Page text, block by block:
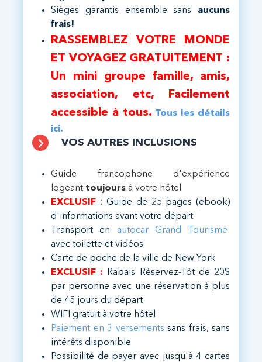
Sièges garantis ensemble sans aucuns
frais!
RASSEMBLEZ VOTRE MONDE
ET VOYAGEZ GRATUITEMENT :
Un mini groupe famille, amis,
association, etc, Facilement
accessible à tous. Tous les détails
ici.
VOS AUTRES INCLUSIONS
​Guide francophone d'expérience
logeant toujours à votre hôtel
EXCLUSIF : Guide de 25 pages (ebook)
d'informations avant votre départ
Transport en autocar Grand Tourisme
avec toilette et vidéos
Carte de poche de la ville de New York
EXCLUSIF : Rabais Réservez-Tôt de 20$
par personne avec une réservation à plus
de 45 jours du départ
WIFI gratuit à votre hôtel
Paiement en 3 versements sans frais, sans
intérêts disponible
Possibilité de payer avec jusqu'à 4 cartes